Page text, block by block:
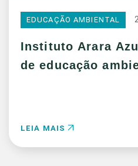
EDUCAÇÃO AMBIENTAL
Instituto Arara
de educação
LEIA MAIS